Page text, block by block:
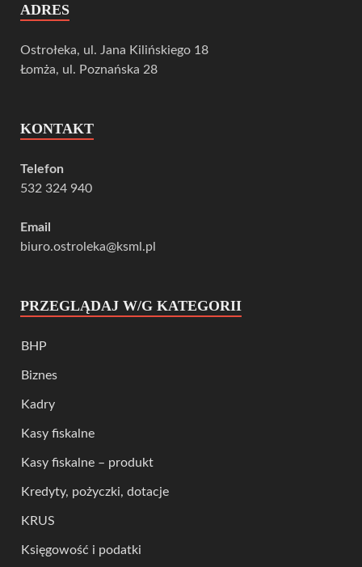
ADRES
Ostrołeka, ul. Jana Kilińskiego 18
Łomża, ul. Poznańska 28
KONTAKT
Telefon
532 324 940
Email
biuro.ostroleka@ksml.pl
PRZEGLĄDAJ W/G KATEGORII
BHP
Biznes
Kadry
Kasy fiskalne
Kasy fiskalne – produkt
Kredyty, pożyczki, dotacje
KRUS
Księgowość i podatki